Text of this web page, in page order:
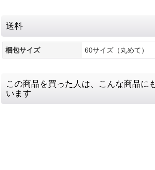
送料
梱包サイズ 60サイズ（丸めて）
この商品を買った人は、こんな商品に
います